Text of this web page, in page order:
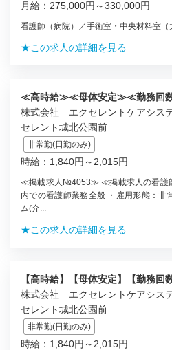
月給：275,000円～330,000円
看護師（病院）／手術室・中央材料室（
★この求人の詳細を見る
≪高時給≫≪母体安定≫≪勤務回
株式会社 エクセレントケアシス
セレント城北公園前
非常勤(日勤のみ)
時給：1,840円～2,015円
≪掲載求人№4053≫ ≪掲載求人の看護
内での看護師業務全般 ・雇用形態：非
ム(介...
★この求人の詳細を見る
【高時給】【母体安定】【勤務回
株式会社 エクセレントケアシス
セレント城北公園前
非常勤(日勤のみ)
時給：1,840円～2,015円